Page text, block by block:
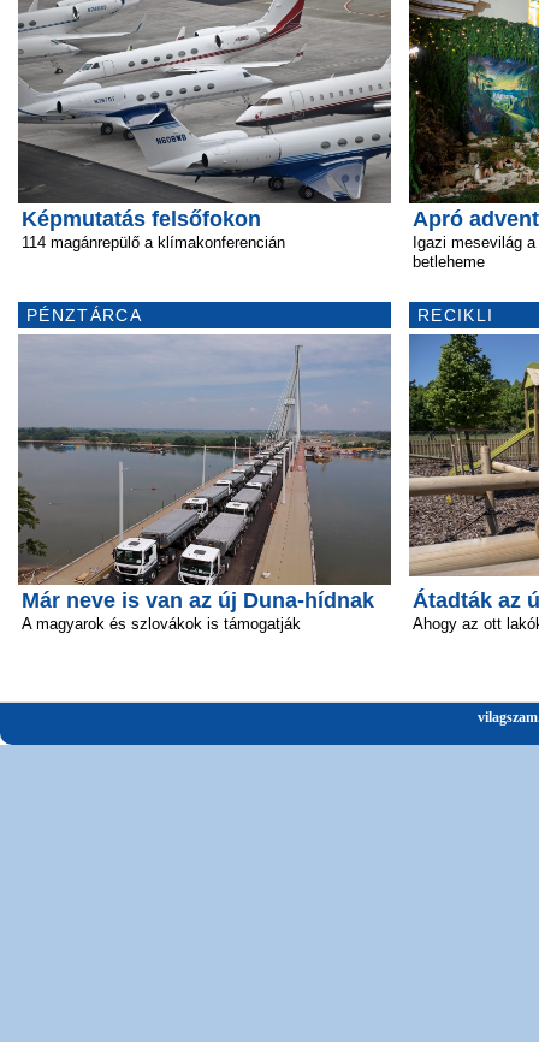
Képmutatás felsőfokon
114 magánrepülő a klímakonferencián
PÉNZTÁRCA
Már neve is van az új Duna-hídnak
A magyarok és szlovákok is támogatják
Apró
Igazi mesevilág
betleheme
RECIKLI
Átadták az
Ahogy az ott